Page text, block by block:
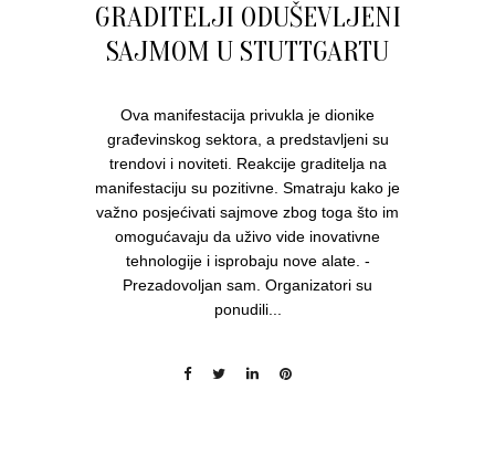
GRADITELJI ODUŠEVLJENI
SAJMOM U STUTTGARTU
Ova manifestacija privukla je dionike
građevinskog sektora, a predstavljeni su
trendovi i noviteti. Reakcije graditelja na
manifestaciju su pozitivne. Smatraju kako je
važno posjećivati sajmove zbog toga što im
omogućavaju da uživo vide inovativne
tehnologije i isprobaju nove alate. -
Prezadovoljan sam. Organizatori su
ponudili...